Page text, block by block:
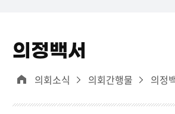
의정백서
의회소식 의회간행물 의정